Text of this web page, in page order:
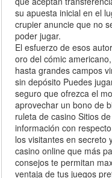
su apuesta inicial en el
crupier anuncie que no
poder jugar.
El esfuerzo de esos
oro del cómic
hasta grandes campos
sin depósito Puedes
seguro que ofrezca el
aprovechar un bono de
ruleta de casino Sitios
información con
los visitantes en secreto
casino online que más
consejos te permitan
ventaja de tus juegos